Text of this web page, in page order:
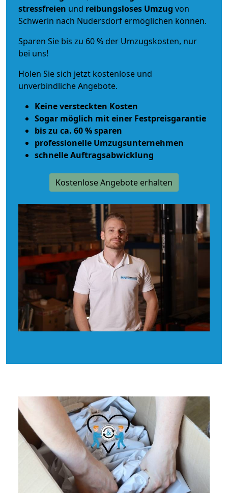
stressfreien und reibungsloses Umzug von
Schwerin nach Nudersdorf ermöglichen können.
Sparen Sie bis zu 60 % der Umzugskosten, nur
bei uns!
Holen Sie sich jetzt kostenlose und
unverbindliche Angebote.
Keine versteckten Kosten
Sogar möglich mit einer Festpreisgarantie
bis zu ca. 60 % sparen
professionelle Umzugsunternehmen
schnelle Auftragsabwicklung
Kostenlose Angebote erhalten